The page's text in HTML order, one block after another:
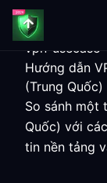
vpn-usecase
Hướng dẫn
(Trung Quốc)
So sánh một
Quốc) với
tin nền tảng